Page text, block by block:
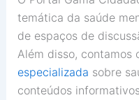
temática da saúde
de espaços de
Além disso, contamos
especializada sobre
conteúdos